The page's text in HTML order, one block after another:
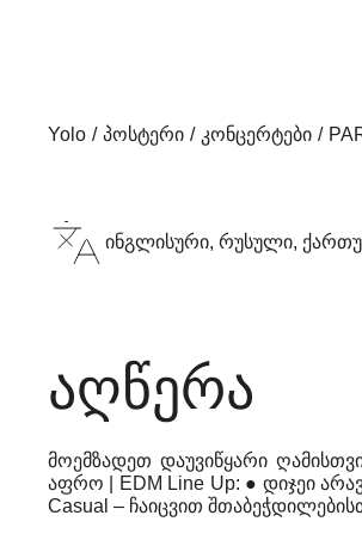
Yolo პოსტერი კონცერტები
ინგლისური, რუსული,
აღწერა
მოემზადეთ დაუვიწყარი
აფრო | EDM Line Up: ● დიჯეი
Casual – ჩაიცვით